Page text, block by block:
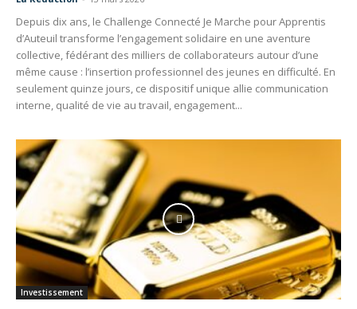
Depuis dix ans, le Challenge Connecté Je Marche pour Apprentis
d’Auteuil transforme l’engagement solidaire en une aventure
collective, fédérant des milliers de collaborateurs autour d’une
même cause : l’insertion professionnel des jeunes en difficulté. En
seulement quinze jours, ce dispositif unique allie communication
interne, qualité de vie au travail, engagement...
Investissement